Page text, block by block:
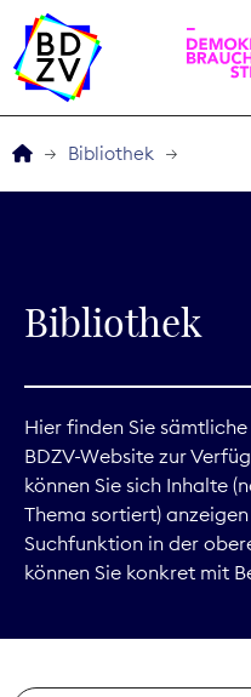
Service
Bibliothek
Bibliothek
Hier finden Sie
BDZV-Website zur
können Sie sich Inhalte
Thema sortiert)
Suchfunktion in der
können Sie konkret mit